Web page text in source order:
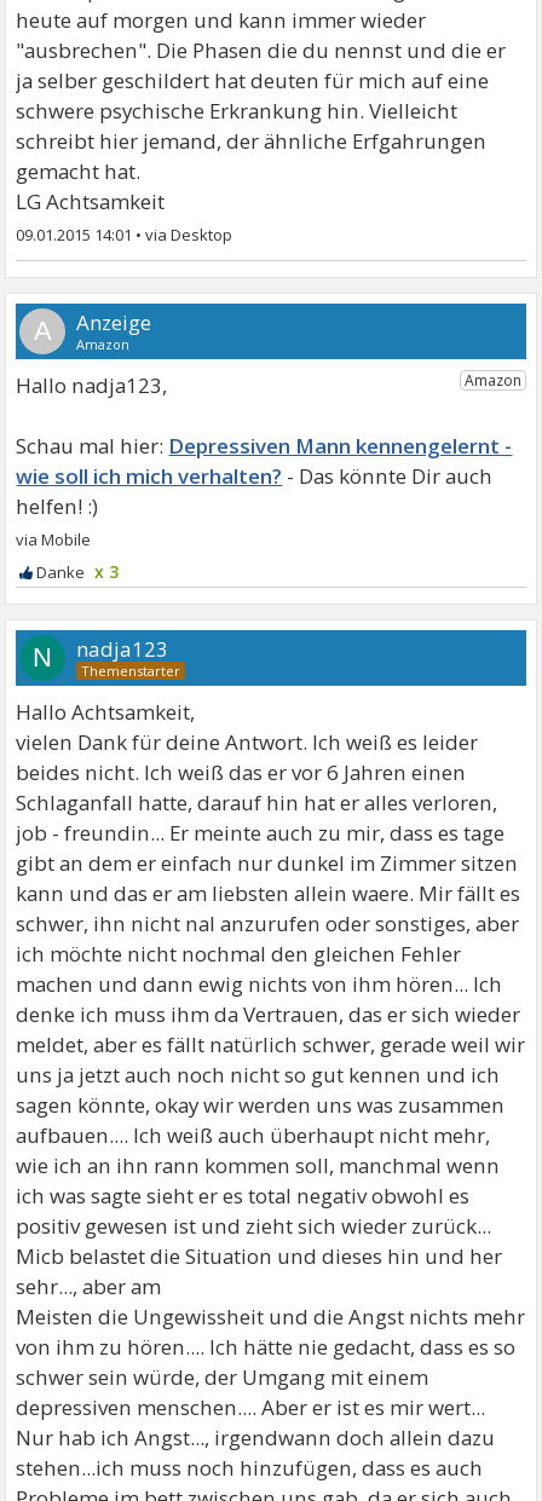
heute auf morgen und kann immer wieder
"ausbrechen". Die Phasen die du nennst und die er
ja selber geschildert hat deuten für mich auf eine
schwere psychische Erkrankung hin. Vielleicht
schreibt hier jemand, der ähnliche Erfgahrungen
gemacht hat.
LG Achtsamkeit
09.01.2015 14:01 •
A
Hallo nadja123,
Depressiven Mann kennengelernt -
wie soll ich mich verhalten?
x 3
N nadja123
Hallo Achtsamkeit,
vielen Dank für deine Antwort. Ich weiß es leider
beides nicht. Ich weiß das er vor 6 Jahren einen
Schlaganfall hatte, darauf hin hat er alles verloren,
job - freundin... Er meinte auch zu mir, dass es tage
gibt an dem er einfach nur dunkel im Zimmer sitzen
kann und das er am liebsten allein waere. Mir fällt es
schwer, ihn nicht nal anzurufen oder sonstiges, aber
ich möchte nicht nochmal den gleichen Fehler
machen und dann ewig nichts von ihm hören... Ich
denke ich muss ihm da Vertrauen, das er sich wieder
meldet, aber es fällt natürlich schwer, gerade weil wir
uns ja jetzt auch noch nicht so gut kennen und ich
sagen könnte, okay wir werden uns was zusammen
aufbauen.... Ich weiß auch überhaupt nicht mehr,
wie ich an ihn rann kommen soll, manchmal wenn
ich was sagte sieht er es total negativ obwohl es
positiv gewesen ist und zieht sich wieder zurück...
Micb belastet die Situation und dieses hin und her
sehr..., aber am
Meisten die Ungewissheit und die Angst nichts mehr
von ihm zu hören.... Ich hätte nie gedacht, dass es so
schwer sein würde, der Umgang mit einem
depressiven menschen.... Aber er ist es mir wert...
Nur hab ich Angst..., irgendwann doch allein dazu
stehen...ich muss noch hinzufügen, dass es auch